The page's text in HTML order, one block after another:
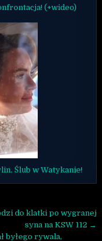
(+wideo)
Ślub w Watykanie!
do klatki po wygranej
syna na KSW 112 →
byłego rywala,